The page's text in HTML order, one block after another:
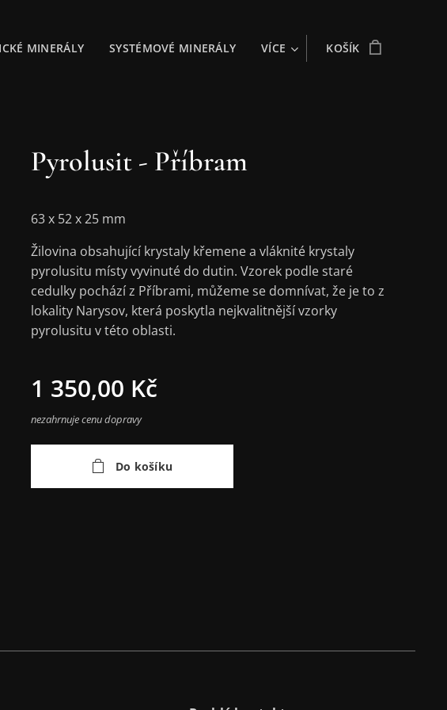
MINERÁLY SYSTÉMOVÉ MINERÁLY VÍCE KOŠÍK
Pyrolusit - Příbram
63 x 52 x 25 mm
Žilovina obsahující krystaly křemene a vláknité krystaly
pyrolusitu místy vyvinuté do dutin. Vzorek podle staré
cedulky pochází z Příbrami, můžeme se domnívat, že je to z
lokality Narysov, která poskytla nejkvalitnější vzorky
pyrolusitu v této oblasti.
1 350,00 Kč
nezahrnuje cenu dopravy
Do košíku